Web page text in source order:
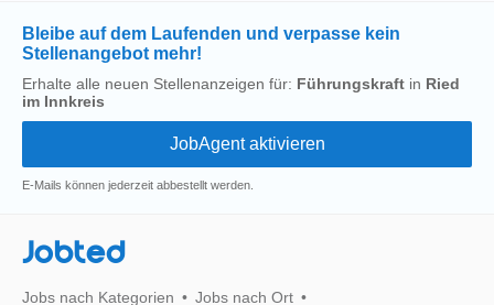
Bleibe auf dem Laufenden und verpasse kein
Stellenangebot mehr!
Erhalte alle neuen Stellenanzeigen für: Führungskraft in Ried
im Innkreis
E-Mails können jederzeit abbestellt werden.
Jobted
Jobs nach Kategorien Jobs nach Ort